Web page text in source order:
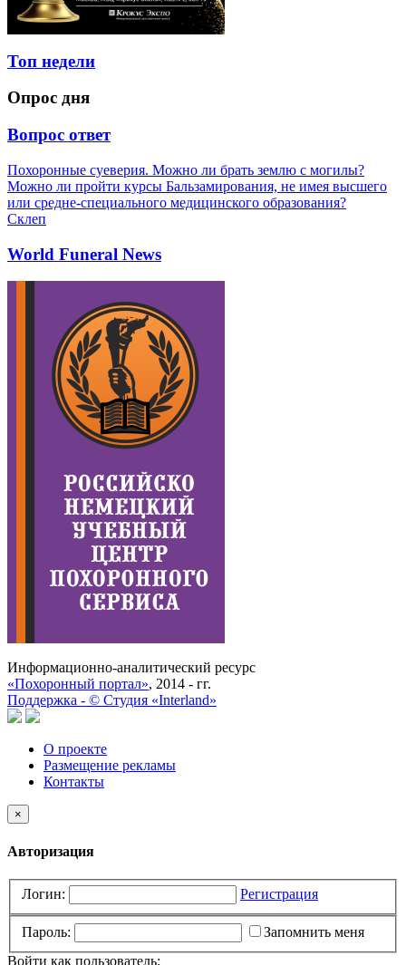
Топ недели
Опрос дня
Вопрос ответ
Похоронные суеверия. Можно ли брать землю с могилы?
Можно ли пройти курсы Бальзамирования, не имея высшего
или средне-специального медицинского образования?
Склеп
World Funeral News
Информационно-аналитический ресурс
«Похоронный портал», 2014 - гг.
Поддержка - © Cтудия «Interland»
О проекте
Размещение рекламы
Контакты
×
Авторизация
Логин: Регистрация
Пароль:
Запомнить меня
Войти как пользователь: